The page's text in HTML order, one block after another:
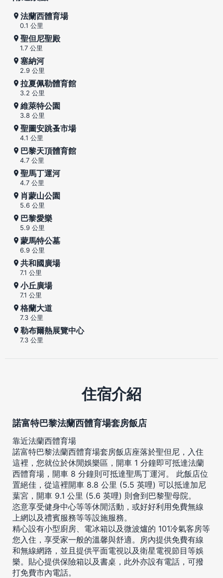
法蘭西體育場
0.1 公里
聖但尼聖殿
1.7 公里
塞納河
2.9 公里
拉夏佩勒體育館
3.2 公里
維萊特公園
3.8 公里
聖圖安跳蚤市場
4.1 公里
巴黎天頂體育館
4.7 公里
聖馬丁運河
4.7 公里
肖蒙山公園
5.6 公里
巴黎愛樂
5.9 公里
蒙馬特公墓
6.9 公里
共和國廣場
7.1 公里
小丘廣場
7.1 公里
格蘭大道
7.3 公里
勒布爾熱展覽中心
7.3 公里
住宿介紹
諾富特巴黎法蘭西體育場套房飯店
靠近法蘭西體育場
諾富特巴黎法蘭西體育場套房飯店座落於聖但尼，入住
這裡，您就位於休閒娛樂區，開車 1 分鐘即可抵達法蘭
西體育場，開車 8 分鐘則可抵達聖馬丁運河。 此飯店位
置絕佳，從這裡開車 8.8 公里 (5.5 英哩) 可以抵達加尼
葉宮，開車 9.1 公里 (5.6 英哩) 則會到巴黎聖母院。
恣意享受健身中心等等休閒活動，或好好利用免費無線
上網以及禮賓服務等等設施服務。
精心設有小型廚房、電冰箱以及微波爐的 101冷氣客房等
您入住，享受家一般的溫馨與舒適。房內提供免費有線
和無線網路，並且提供平面電視以及衛星電視節目等娛
樂。貼心提供保險箱以及書桌，此外亦設有電話，可撥
打免費市內電話。